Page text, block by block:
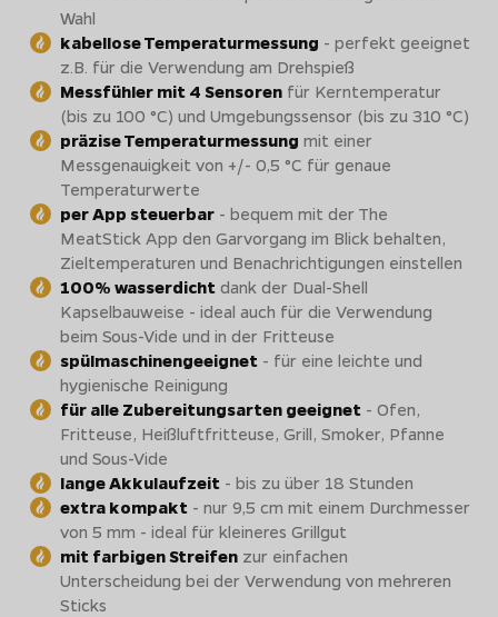
Wahl
kabellose Temperaturmessung - perfekt geeignet
z.B. für die Verwendung am Drehspieß
Messfühler mit 4 Sensoren für Kerntemperatur
(bis zu 100 °C) und Umgebungssensor (bis zu 310 °C)
präzise Temperaturmessung mit einer
Messgenauigkeit von +/- 0,5 °C für genaue
Temperaturwerte
per App steuerbar - bequem mit der The
MeatStick App den Garvorgang im Blick behalten,
Zieltemperaturen und Benachrichtigungen einstellen
100% wasserdicht dank der Dual-Shell
Kapselbauweise - ideal auch für die Verwendung
beim Sous-Vide und in der Fritteuse
spülmaschinengeeignet - für eine leichte und
hygienische Reinigung
für alle Zubereitungsarten geeignet - Ofen,
Fritteuse, Heißluftfritteuse, Grill, Smoker, Pfanne
und Sous-Vide
lange Akkulaufzeit - bis zu über 18 Stunden
extra kompakt - nur 9,5 cm mit einem Durchmesser
von 5 mm - ideal für kleineres Grillgut
mit farbigen Streifen zur einfachen
Unterscheidung bei der Verwendung von mehreren
Sticks